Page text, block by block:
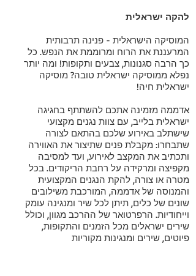
להקה ישראלית
המוסיקה הישראלית - פנינה תרבותית
המרעננת את הרוח ומרוממת את הנפש. כל
כך הרבה סגנונות, צבעים ותקופות! ומה יותר
נפלא ממוסיקה ישראלית טובה? מוסיקה
ישראלית חיה!
אדממה מזמינה אתכם להשתתף בחגיגה
ישראלית בלייב, עם צוות נגנים מקצועי
שישתלב באירוע שלכם בהתאם לצורה
שתבחרו: מקבלת פנים שתיצור את האווירה
ותכתיב את המקצב לאירוע, ועד למסיבה
מקפיצה ומרקידה על רחבת הריקודים. בכל
מטרה או צורה, להקת הנגנים המקצועית
והמנוסה של אדממה, המורכבת משילובים
שונים של כלים, תיתן לכל שיר ומנגינה עומק
וייחודיות. הרפרטואר של ההרכב מגוון, וכולל
שירים ישראלים מכל הזמנים והתקופות,
פיוטים, שירים ומנגינות מקוריות